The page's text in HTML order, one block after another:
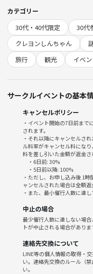
きながら、春日部のさまざま
クレヨンしんちゃんの作品を
しんでいただけます。
作品を知っているファンの方
問がより感慨深いものになる
https://nazobako.jp/crayon-
す。
⭐️⭐️⭐️ 当サークル【謎ゲ
① 当日4〜5名のグループを
が含まれます！
② それぞれの謎解きペースを
依頼もできます！
③ 謎解き開始時に、キット・
④ 謎解き終了後に希望メン
「謎」を振り返り！
分が無料に！
カテゴリー
30代・40代限定
30代
クレヨンしんちゃん
旅行
観光 イベン
サークルイベントの基本
キャンセルポリシー
・イベント開始の7日前ま
されます。
・それ以降にキャンセルさ
ル料率がキャンセル料にな
料を差し引いた金額が返金さ
・6日前: 30%
・5日前以降: 100%
・ただし、お申し込み後 1
ャンセルされた場合は全額返
・また、最小催行人数に達
中止の場合
最少催行人数に達しない場
トが中止される場合があり
連絡先交換について
LINE等の個人情報の取得・
い。連絡先交換のルール（
い。